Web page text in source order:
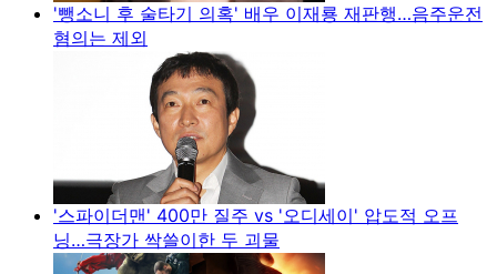
'뺑소니 후 술타기 의혹' 배우 이재룡 재판행…음주운전
혐의는 제외
'스파이더맨' 400만 질주 vs '오디세이' 압도적 오프
닝…극장가 싹쓸이한 두 괴물